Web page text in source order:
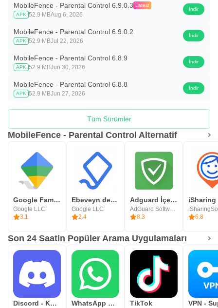
MobileFence - Parental Control 6.9.0.3 Latest
APK 52.9 MBAug 6, 2026
İndir
MobileFence - Parental Control 6.9.0.2
APK 52.9 MBJul 22, 2026
İndir
MobileFence - Parental Control 6.8.9
APK 52.9 MBJun 30, 2026
İndir
MobileFence - Parental Control 6.8.8
APK 52.9 MBJun 27, 2026
İndir
Tüm Sürümler
MobileFence - Parental Control Alternatif
Google Family Link
Google LLC
3.1
Ebeveyn denetimleri
Google LLC
2.4
Adguard İçerik Engelleyicisi
8.3
6.8
Son 24 Saatin Popüler Arama Uygulamaları
Discord - Konuş, Oyna, Takıl WhatsApp Messenger TikTok